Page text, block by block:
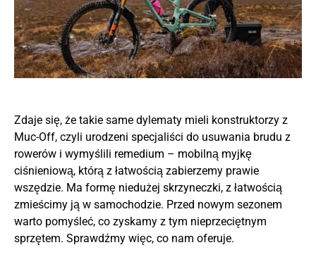
Zdaje się, że takie same dylematy mieli konstruktorzy z
Muc-Off, czyli urodzeni specjaliści do usuwania brudu z
rowerów i wymyślili remedium – mobilną myjkę
ciśnieniową, którą z łatwością zabierzemy prawie
wszędzie. Ma formę niedużej skrzyneczki, z łatwością
zmieścimy ją w samochodzie. Przed nowym sezonem
warto pomyśleć, co zyskamy z tym nieprzeciętnym
sprzętem. Sprawdźmy więc, co nam oferuje.